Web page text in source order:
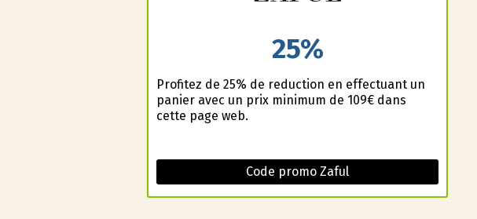
25%
Profitez de 25% de reduction en effectuant un
panier avec un prix minimum de 109€ dans
cette page web.
Code promo Zaful